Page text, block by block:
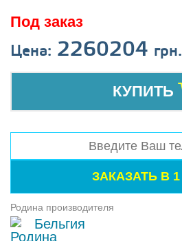
Под заказ
Цена: 2260204 грн.
КУПИТЬ
Родина производителя
Бельгия